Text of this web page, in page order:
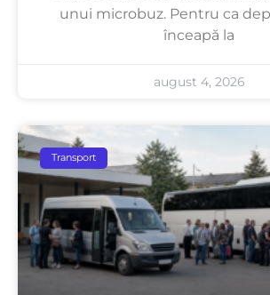
unui microbuz. Pentru ca
înceapă la
august 4, 2026
Transport